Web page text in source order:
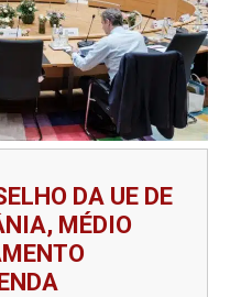
DA UE DE
MÉDIO